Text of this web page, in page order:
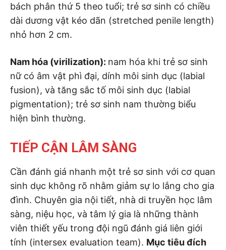
bách phân thứ 5 theo tuổi; trẻ sơ sinh có chiều
dài dương vật kéo dãn (stretched penile length)
nhỏ hơn 2 cm.
Nam hóa (virilization): nam hóa khi trẻ sơ sinh
nữ có âm vật phì đại, dính môi sinh dục (labial
fusion), và tăng sắc tố môi sinh dục (labial
pigmentation); trẻ sơ sinh nam thường biểu
hiện bình thường.
TIẾP CẬN LÂM SÀNG
Cần đánh giá nhanh một trẻ sơ sinh với cơ quan
sinh dục không rõ nhằm giảm sự lo lắng cho gia
đình. Chuyên gia nội tiết, nhà di truyền học lâm
sàng, niệu học, và tâm lý gia là những thành
viên thiết yếu trong đội ngũ đánh giá liên giới
tính (intersex evaluation team). Mục tiêu đích